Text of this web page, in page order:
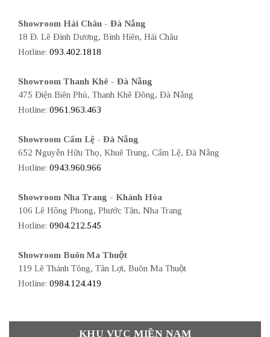
Showroom Hải Châu - Đà Nẵng
18 Đ. Lê Đình Dương, Bình Hiên, Hải Châu
Hotline: 093.402.1818
Showroom Thanh Khê - Đà Nẵng
475 Điện Biên Phủ, Thanh Khê Đông, Đà Nẵng
Hotline: 0961.963.463
Showroom Cẩm Lệ - Đà Nẵng
652 Nguyễn Hữu Thọ, Khuê Trung, Cẩm Lệ, Đà Nẵng
Hotline: 0943.960.966
Showroom Nha Trang - Khánh Hòa
106 Lê Hồng Phong, Phước Tân, Nha Trang
Hotline: 0904.212.545
Showroom Buôn Ma Thuột
119 Lê Thánh Tông, Tân Lợi, Buôn Ma Thuột
Hotline: 0984.124.419
KHU VỰC MIỀN NAM